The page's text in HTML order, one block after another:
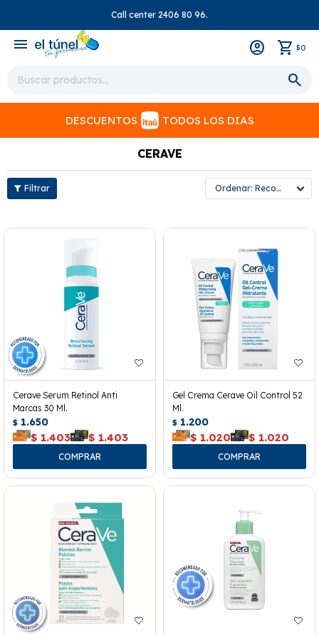
Call center 2406 80 96.
menu $0
DESCUENTOS TODOS LOS DIAS
CERAVE
Recomendados
Cerave Serum Retinol Anti
Marcas 30 Ml.
$ 1.650
$ 1.403 $ 1.403
Gel Crema Cerave Oil Control 52
Ml.
$ 1.200
$ 1.020 $ 1.020
close